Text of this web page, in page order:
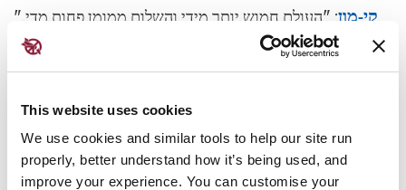
This website uses cookies
We use cookies and similar tools to help our site run
properly, better understand how it’s being used, and
improve your experience. You can customise your
קי-מון: "העולם חמוש יותר מידי והשלום ממומן פחות מדי."
על ידיתרומהלקמפיין הבינלאומי לביטול הנשק הגרעיני
(ICAN), תוכלו לעזור לשנות את המצב הזה.
ICAN היא הקול המוביל בחברה האזרחית בנושא פירוק
הנשק הגרעיני ברחבי העולם, עם רקורד מוכח של הסברה
אפקטיבית, שקיבלה הכרה ב-2017, עם
פרס נובל לשלום